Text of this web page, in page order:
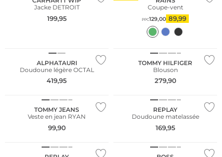
Jacke DETROIT
199,95
Coupe-vent
PPC129,00 89,99
ALPHATAURI
Doudoune légère OCTAL
419,95
TOMMY HILFIGER
Blouson
279,90
TOMMY JEANS
Veste en jean RYAN
99,90
REPLAY
Doudoune matelassée
169,95